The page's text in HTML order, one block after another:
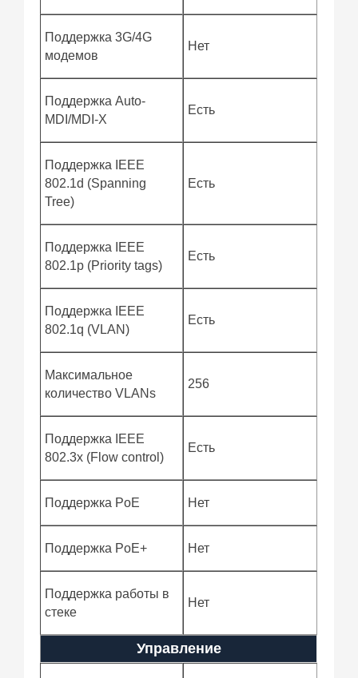
Поддержка 3G/4G
модемов
Нет
Поддержка Auto-
MDI/MDI-X
Есть
Поддержка IEEE
802.1d (Spanning
Tree)
Есть
Поддержка IEEE
802.1p (Priority tags)
Есть
Поддержка IEEE
802.1q (VLAN)
Есть
Максимальное
количество VLANs
256
Поддержка IEEE
802.3x (Flow control)
Есть
Поддержка PoE Нет
Поддержка PoE+ Нет
Поддержка работы в
стеке
Нет
Управление